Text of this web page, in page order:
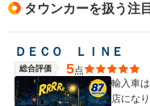
タウンカーを扱う注
ＤＥＣＯ ＬＩＮＥ
総合評価 5点
輸入車
店にな